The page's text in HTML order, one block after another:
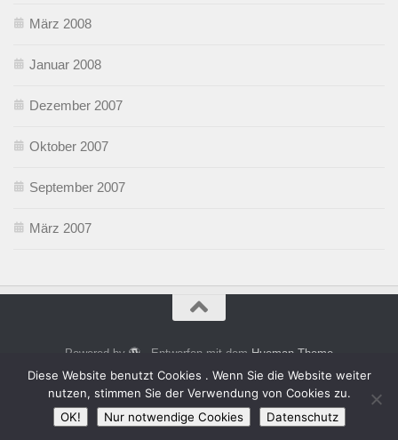
März 2008
Januar 2008
Dezember 2007
Oktober 2007
September 2007
März 2007
Powered by - Entworfen mit dem Hueman-Theme
Diese Website benutzt Cookies . Wenn Sie die Website weiter
nutzen, stimmen Sie der Verwendung von Cookies zu.
OK!
Nur notwendige Cookies Datenschutz